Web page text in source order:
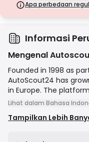
Apa perbedaan
Dari yurisdiksi dengan
asuransi. Meskipun
Informasi
Mengenal
Founded in 1998 as
AutoScout24 has
in Europe. The
connecting millions of
simplify the process of
vast selection of
Lihat dalam Bahasa
Tampilkan Lebih